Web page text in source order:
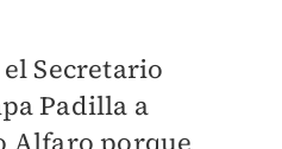
Secretario
Padilla a